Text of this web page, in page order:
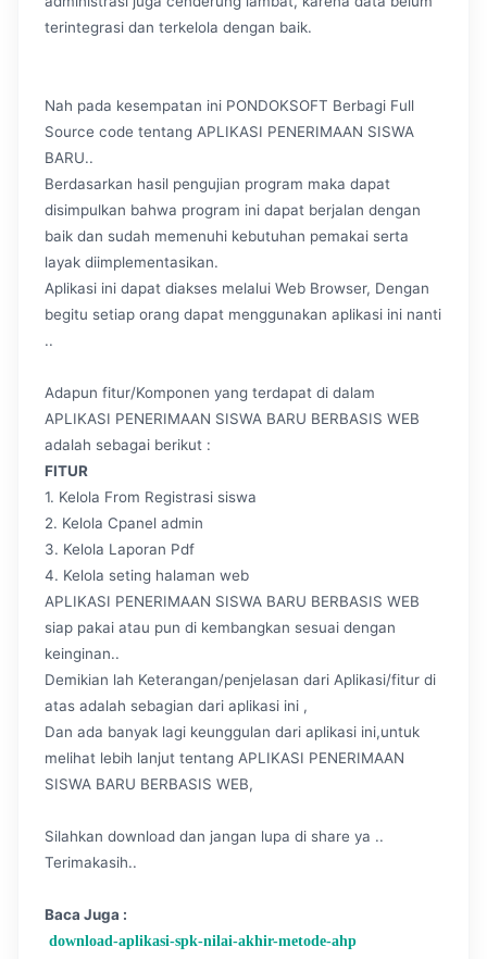
terintegrasi dan terkelola dengan baik.
Nah pada kesempatan ini PONDOKSOFT Berbagi Full
Source code tentang APLIKASI PENERIMAAN SISWA
BARU..
Berdasarkan hasil pengujian program maka dapat
disimpulkan bahwa program ini dapat berjalan dengan
baik dan sudah memenuhi kebutuhan pemakai serta
layak diimplementasikan.
Aplikasi ini dapat diakses melalui Web Browser, Dengan
begitu setiap orang dapat menggunakan aplikasi ini nanti
..
Adapun fitur/Komponen yang terdapat di dalam
APLIKASI PENERIMAAN SISWA BARU BERBASIS WEB
adalah sebagai berikut :
FITUR
1. Kelola From Registrasi siswa
2. Kelola Cpanel admin
3. Kelola Laporan Pdf
4. Kelola seting halaman web
APLIKASI PENERIMAAN SISWA BARU BERBASIS WEB
siap pakai atau pun di kembangkan sesuai dengan
keinginan..
Demikian lah Keterangan/penjelasan dari Aplikasi/fitur di
atas adalah sebagian dari aplikasi ini ,
Dan ada banyak lagi keunggulan dari aplikasi ini,untuk
melihat lebih lanjut tentang APLIKASI PENERIMAAN
SISWA BARU BERBASIS WEB,
Silahkan download dan jangan lupa di share ya ..
Terimakasih..
Baca Juga :
download-aplikasi-spk-nilai-akhir-metode-ahp